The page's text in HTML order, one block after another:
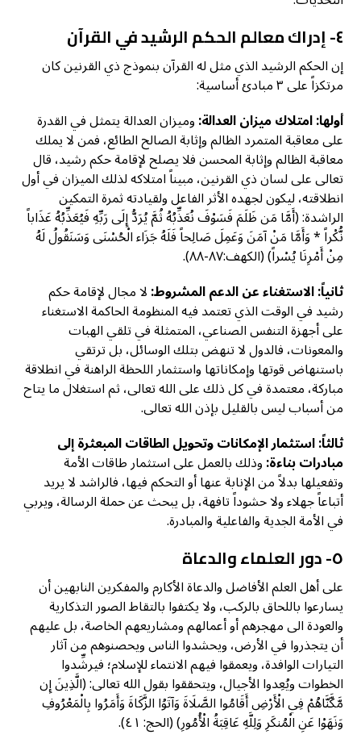
٤- إدراك معالم الحكم الرشيد في القرآن
إن الحكم الرشيد الذي مثل له القرآن بنموذج ذي القرنين كان
مرتكزاً على ٣ مبادئ أساسية:
أولها:امتلاك ميزان العدالة:وميزان العدالة يتمثل في القدرة
على معاقبة المتمرد الظالم وإثابة الصالح الطائع، فمن لا يملك
معاقبة الظالم وإثابة المحسن فلا يصلح لإقامة حكم رشيد، قال
تعالى على لسان ذي القرنين، مبيناً امتلاكه لذلك الميزان في أول
انطلاقته، ليكون لجهده الأثر الفاعل ولقيادته ثمرة التمكين
الراشدة: (أَمَّا مَن ظَلَمَ فَسَوْفَ نُعَذِّبُهُ ثُمَّ يُرَدُّ إِلَى رَبِّهِ فَيُعَذِّبُهُ عَذَاباً
نُّكْراً * وَأَمَّا مَنْ آمَنَ وَعَمِلَ صَالِحاً فَلَهُ جَزَاء الْحُسْنَى وَسَنَقُولُ لَهُ
مِنْ أَمْرِنَا يُسْراً) (الكهف:٨٧-٨٨).
ثانياً: الاستغناء عن الدعم المشروط:لا مجال لإقامة حكم
رشيد في الوقت الذي تعتمد فيه المنظومة الحاكمة الاستغناء
على أجهزة التنفس الصناعي، المتمثلة في تلقي الهبات
والمعونات، فالدول لا تنهض بتلك الوسائل، بل ترتقي
باستنهاض قوتها وإمكاناتها واستثمار اللحظة الراهنة في انطلاقة
مباركة، معتمدة في كل ذلك على الله تعالى، ثم استغلال ما يتاح
من أسباب ليس بالقليل بإذن الله تعالى.
ثالثاً: استثمار الإمكانات وتحويل الطاقات المبعثرة إلى
مبادرات بناءة:وذلك بالعمل على استثمار طاقات الأمة
وتفعيلها بدلاً من الإنابة عنها أو التحكم فيها، فالراشد لا يريد
أتباعاً جهلاء ولا حشوداً تافهة، بل يبحث عن حملة الرسالة، ويربي
في الأمة الجدية والفاعلية والمبادرة.
٥- دور العلماء والدعاة
على أهل العلم الأفاضل والدعاة الأكارم والمفكرين النابهين أن
يسارعوا باللحاق بالركب، ولا يكتفوا بالتقاط الصور التذكارية
والعودة الى مهجرهم أو أعمالهم ومشاريعهم الخاصة، بل عليهم
أن يتجذروا في الأرض، ويحشدوا الناس ويحصنوهم من آثار
التيارات الوافدة، ويعمقوا فيهم الانتماء للإسلام؛ فيرشِّدوا
الخطوات ويُعِدوا الأجيال، ويتحققوا بقول الله تعالى: (الَّذِينَ إِن
مَّكَّنَّاهُمْ فِي الْأَرْضِ أَقَامُوا الصَّلَاةَ وَآتَوُا الزَّكَاةَ وَأَمَرُوا بِالْمَعْرُوفِ
وَنَهَوْا عَنِ الْمُنكَرِ وَلِلَّهِ عَاقِبَةُ الْأُمُورِ) (الحج: ٤١).